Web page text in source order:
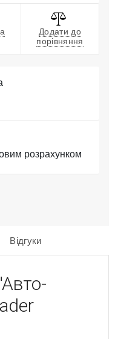
Додати до
порівняння
розрахунком
Відгуки